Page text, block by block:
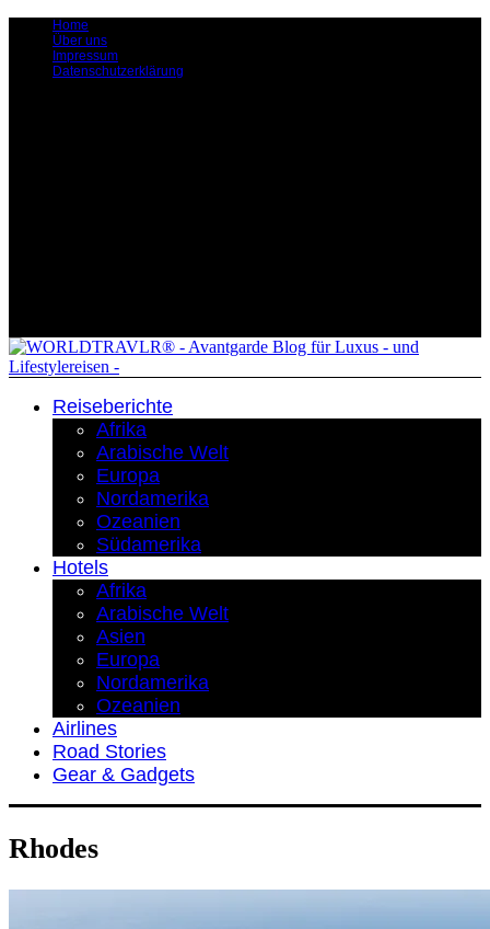
Home
Über uns
Impressum
Datenschutzerklärung
Reiseberichte
Afrika
Arabische Welt
Europa
Nordamerika
Ozeanien
Südamerika
Hotels
Afrika
Arabische Welt
Asien
Europa
Nordamerika
Ozeanien
Airlines
Road Stories
Gear & Gadgets
Rhodes